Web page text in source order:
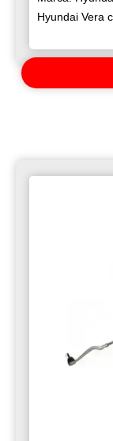
Hyundai Vera